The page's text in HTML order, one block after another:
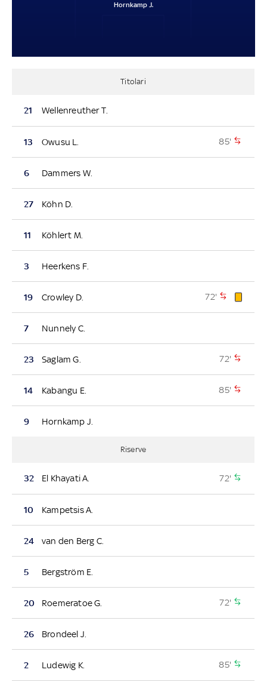
Hornkamp J.
Titolari
21 Wellenreuther T.
13 Owusu L. 85'
6 Dammers W.
27 Köhn D.
11 Köhlert M.
3 Heerkens F.
19 Crowley D. 72'
7 Nunnely C.
23 Saglam G. 72'
14 Kabangu E. 85'
9 Hornkamp J.
Riserve
32 El Khayati A. 72'
10 Kampetsis A.
24 van den Berg C.
5 Bergström E.
20 Roemeratoe G. 72'
26 Brondeel J.
2 Ludewig K. 85'